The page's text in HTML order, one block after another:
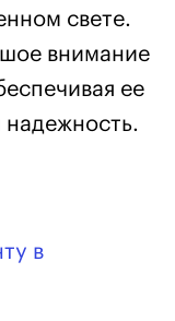
свете.
внимание
ее
надежность.
в